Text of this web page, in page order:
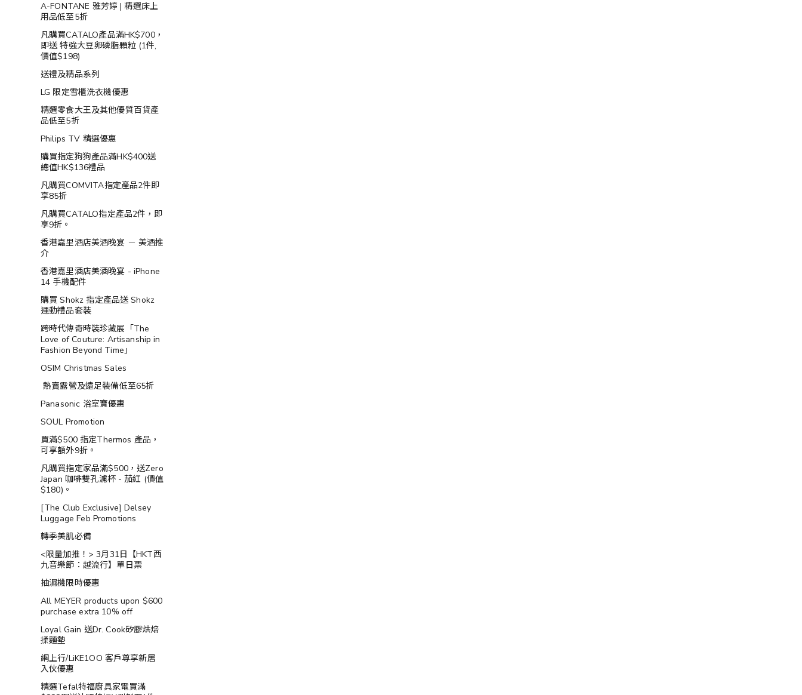
A-FONTANE 雅芳婷 | 精選床上
用品低至5折
凡購買CATALO產品滿HK$700，
即送 特強大豆卵磷脂顆粒 (1件,
價值$198)
送禮及精品系列
LG 限定雪櫃洗衣機優惠
精選零食大王及其他優質百貨產
品低至5折
Philips TV 精選優惠
購買指定狗狗產品滿HK$400送
總值HK$136禮品
凡購買COMVITA指定產品2件即
享85折
凡購買CATALO指定產品2件，即
享9折。
香港嘉里酒店美酒晚宴 － 美酒推
介
香港嘉里酒店美酒晚宴 - iPhone
14 手機配件
購買 Shokz 指定產品送 Shokz
運動禮品套裝
跨時代傳奇時裝珍藏展「The
Love of Couture: Artisanship in
Fashion Beyond Time」
OSIM Christmas Sales
熱賣露營及遠足裝備低至65折
Panasonic 浴室寶優惠
SOUL Promotion
買滿$500 指定Thermos 產品，
可享額外9折。
凡購買指定家品滿$500，送Zero
Japan 咖啡雙孔濾杯 - 茄紅 (價值
$180)。
[The Club Exclusive] Delsey
Luggage Feb Promotions
轉季美肌必備
<限量加推！> 3月31日【HKT西
九音樂節：越流行】單日票
抽濕機限時優惠
All MEYER products upon $600
purchase extra 10% off
Loyal Gain 送Dr. Cook矽膠烘焙
揉麵墊
網上行/LiKE1OO 客戶尊享新居
入伙優惠
精選Tefal特福廚具家電買滿